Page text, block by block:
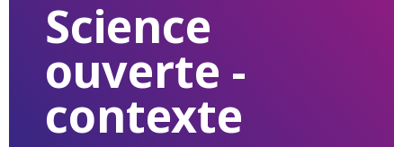
Science
ouverte -
contexte